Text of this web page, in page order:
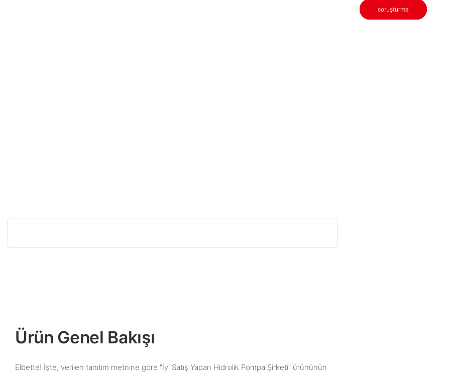
soruşturma
Ürün Genel Bakışı
Elbette! İşte, verilen tanıtım metnine göre "İyi Satış Yapan Hidrolik Pompa Şirketi" ürününün